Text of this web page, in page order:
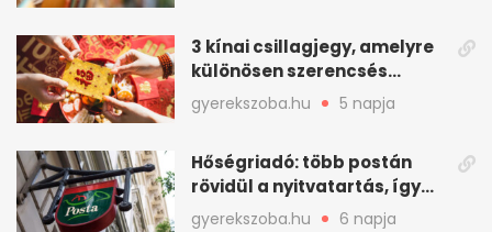
3 kínai csillagjegy, amelyre
különösen szerencsés
augusztus vár
gyerekszoba.hu 5 napja
Hőségriadó: több postán
rövidül a nyitvatartás, így
intézkedik a Magyar Posta
gyerekszoba.hu 6 napja